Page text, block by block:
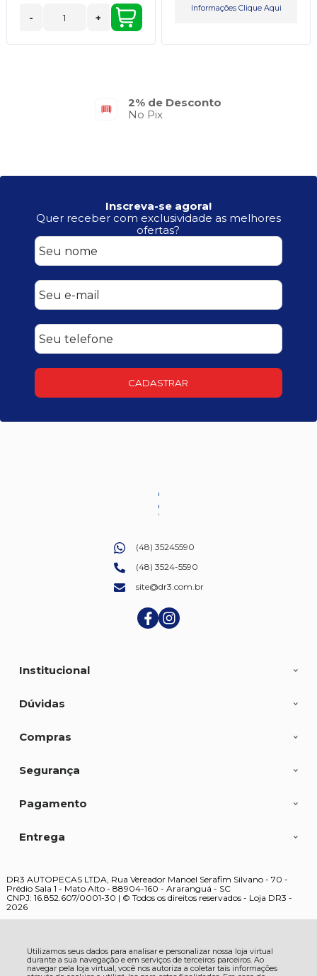
Utilizamos seus dados para analisar e personalizar nossa loja virtual
durante a sua navegação e em serviços de terceiros parceiros. Ao
navegar pela loja virtual, você nos autoriza a coletar tais informações
- +
Informações Clique Aqui
2% de Desconto
No Pix
Inscreva-se agora!
Quer receber com exclusividade as melhores
ofertas?
CADASTRAR
(48) 35245590
(48) 3524-5590
site@dr3.com.br
Institucional
Dúvidas
Compras
Segurança
Pagamento
Entrega
DR3 AUTOPECAS LTDA, Rua Vereador Manoel Serafim Silvano - 70 -
Prédio Sala 1 - Mato Alto - 88904-160 - Araranguá - SC
CNPJ: 16.852.607/0001-30 | © Todos os direitos reservados - Loja DR3 -
2026